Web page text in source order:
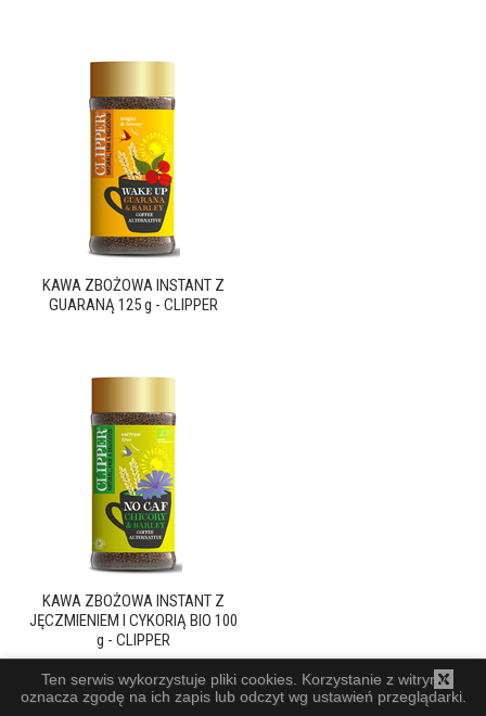
KAWA ZBOŻOWA INSTANT Z
GUARANĄ 125 g - CLIPPER
KAWA ZBOŻOWA INSTANT Z
JĘCZMIENIEM I CYKORIĄ BIO 100
g - CLIPPER
Ten serwis wykorzystuje pliki cookies. Korzystanie z witryny
oznacza zgodę na ich zapis lub odczyt wg ustawień przeglądarki.